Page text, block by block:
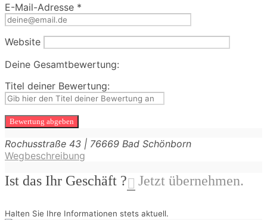
E-Mail-Adresse *
Website
Deine Gesamtbewertung:
Titel deiner Bewertung:
Rochusstraße 43 | 76669 Bad Schönborn
Wegbeschreibung
Ist das Ihr Geschäft ? Jetzt übernehmen.
Halten Sie Ihre Informationen stets aktuell.